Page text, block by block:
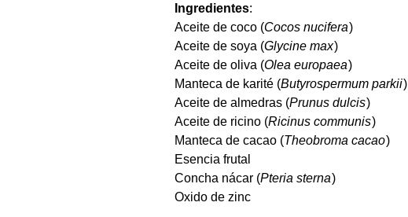
Ingredientes:
Aceite de coco (Cocos nucifera)
Aceite de soya (Glycine max)
Aceite de oliva (Olea europaea)
Manteca de karité (Butyrospermum parkii)
Aceite de almedras (Prunus dulcis)
Aceite de ricino (Ricinus communis)
Manteca de cacao (Theobroma cacao)
Esencia frutal
Concha nácar (Pteria sterna)
Oxido de zinc